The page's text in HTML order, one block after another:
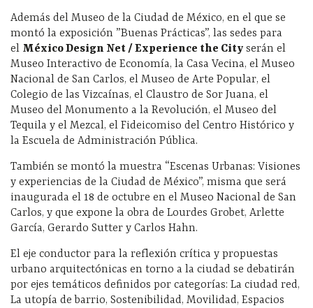
Además del Museo de la Ciudad de México, en el que se
montó la exposición ”Buenas Prácticas”, las sedes para
el México Design Net / Experience the City serán el
Museo Interactivo de Economía, la Casa Vecina, el Museo
Nacional de San Carlos, el Museo de Arte Popular, el
Colegio de las Vizcaínas, el Claustro de Sor Juana, el
Museo del Monumento a la Revolución, el Museo del
Tequila y el Mezcal, el Fideicomiso del Centro Histórico y
la Escuela de Administración Pública.
También se montó la muestra “Escenas Urbanas: Visiones
y experiencias de la Ciudad de México”, misma que será
inaugurada el 18 de octubre en el Museo Nacional de San
Carlos, y que expone la obra de Lourdes Grobet, Arlette
García, Gerardo Sutter y Carlos Hahn.
El eje conductor para la reflexión crítica y propuestas
urbano arquitectónicas en torno a la ciudad se debatirán
por ejes temáticos definidos por categorías: La ciudad red,
La utopía de barrio, Sostenibilidad, Movilidad, Espacios